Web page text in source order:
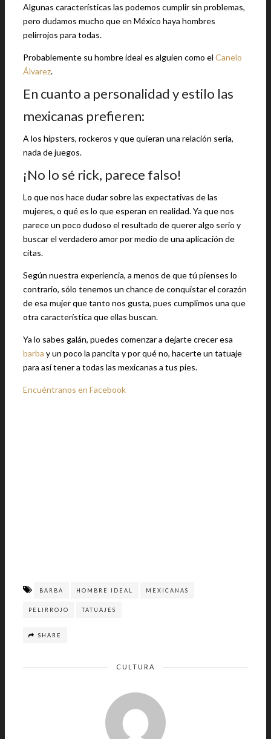
Algunas características las podemos cumplir sin problemas,
pero dudamos mucho que en México haya hombres
pelirrojos para todas.
Probablemente su hombre ideal es alguien como el Canelo
Álvarez.
En cuanto a personalidad y estilo las
mexicanas prefieren:
A los hipsters, rockeros y que quieran una relación seria,
nada de juegos.
¡No lo sé rick, parece falso!
Lo que nos hace dudar sobre las expectativas de las
mujeres, o qué es lo que esperan en realidad. Ya que nos
parece un poco dudoso el resultado de querer algo serio y
buscar el verdadero amor por medio de una aplicación de
citas.
Según nuestra experiencia, a menos de que tú pienses lo
contrario, sólo tenemos un chance de conquistar el corazón
de esa mujer que tanto nos gusta, pues cumplimos una que
otra característica que ellas buscan.
Ya lo sabes galán, puedes comenzar a dejarte crecer esa
barba y un poco la pancita y por qué no, hacerte un tatuaje
para así tener a todas las mexicanas a tus pies.
Encuéntranos en Facebook
BARBA HOMBRE IDEAL MEXICANAS
PELIRROJO TATUAJES
SHARE
CULTURA